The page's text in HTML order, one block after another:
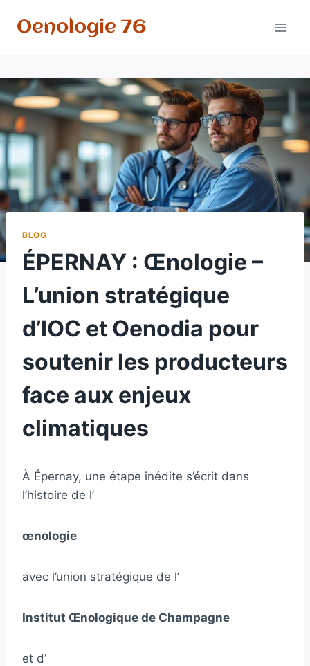
Oenologie 76
BLOG
ÉPERNAY : Œnologie –
L’union stratégique
d’IOC et Oenodia pour
soutenir les producteurs
face aux enjeux
climatiques
À Épernay, une étape inédite s’écrit dans
l’histoire de l’
œnologie
avec l’union stratégique de l’
Institut Œnologique de Champagne
et d’